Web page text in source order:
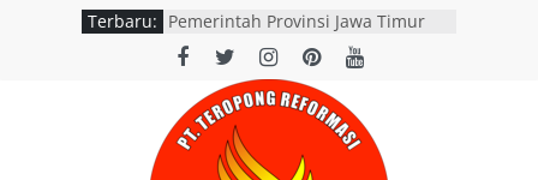
Terbaru: Pemerintah Provinsi Jawa Timur
resmi menggelar program
pemutihan dan pembebasan pajak
daerah di seluruh kantor Samsat
wilayah Jatim
Satpolairud Situbondo Perketat
Pemeriksaan Muatan Truk di